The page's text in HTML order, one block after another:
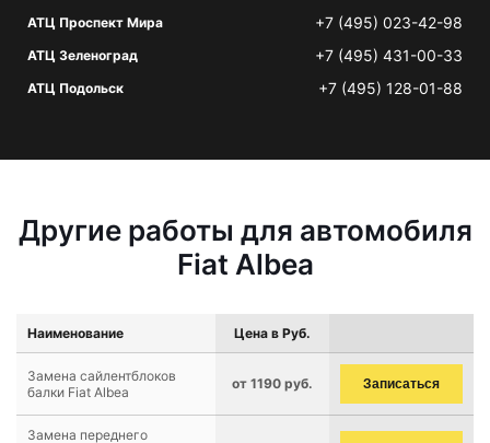
АТЦ Проспект Мира +7 (495) 023-42-98
АТЦ Зеленоград +7 (495) 431-00-33
АТЦ Подольск +7 (495) 128-01-88
Другие работы для автомобиля
Fiat Albea
Наименование Цена в Руб.
Замена сайлентблоков
балки Fiat Albea
от 1190 руб. Записаться
Замена переднего